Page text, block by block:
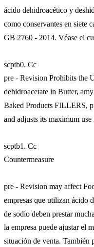
ácido dehidroacético y
como conservantes en siete
GB 2760 - 2014. Véase el
scptb0. Cc
pre - Revision Prohibits the
dehidroacetate in Butter,
Baked Products FILLERS,
and adjusts its maximum
scptb1. Cc
Countermeasure
pre - Revision may affect
empresas que utilizan ácido
de sodio deben prestar
la empresa puede ajustar el
situación de venta. También